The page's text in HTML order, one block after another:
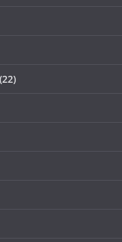
(22)